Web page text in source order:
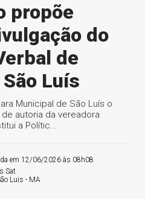
propõe
do
de
Luís
Municipal de São Luís o
autoria da vereadora
a Polític...
em 12/06/2026 às 08h08
Sat
Luis - MA